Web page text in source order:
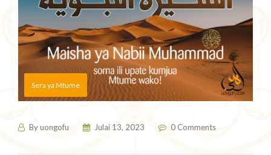
Sera ya Mtume
Byuongofu Julai 13, 2023 0 Comments